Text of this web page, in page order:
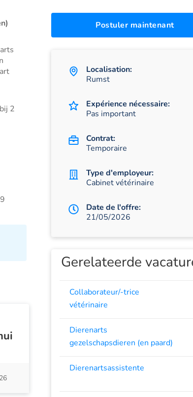
2
Postuler maintenant
Localisation:
Rumst
Expérience nécessaire:
Pas important
Contrat:
Temporaire
Type d'employeur:
Cabinet vétérinaire
Date de l'offre:
21/05/2026
Gerelateerde
Collaborateur/-trice
vétérinaire
Dierenarts
gezelschapsdieren (en paard)
Dierenartsassistente